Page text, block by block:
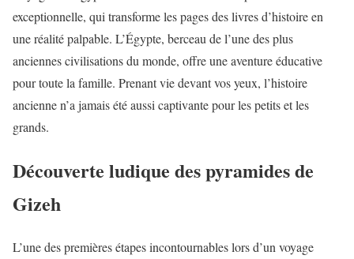
exceptionnelle, qui transforme les pages des livres d’histoire en
une réalité palpable. L’Égypte, berceau de l’une des plus
anciennes civilisations du monde, offre une aventure éducative
pour toute la famille. Prenant vie devant vos yeux, l’histoire
ancienne n’a jamais été aussi captivante pour les petits et les
grands.
Découverte ludique des pyramides de
Gizeh
L’une des premières étapes incontournables lors d’un voyage